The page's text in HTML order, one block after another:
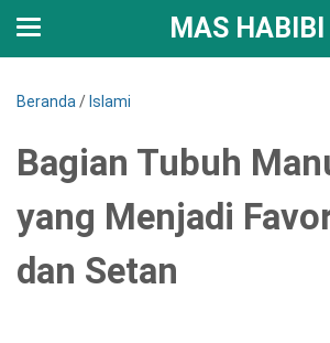
MAS HABIBI
Beranda / Islami
Bagian Tubuh
yang Menjadi
dan Setan